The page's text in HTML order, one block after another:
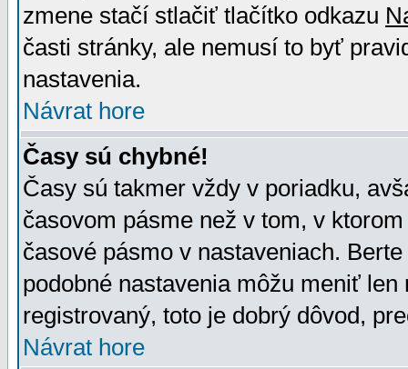
zmene stačí stlačiť tlačítko odkazu
časti stránky, ale nemusí to byť
nastavenia.
Návrat hore
Časy sú chybné!
Časy sú takmer vždy v poriadku,
časovom pásme než v tom, v
časové pásmo v nastaveniach.
podobné nastavenia môžu meniť
registrovaný, toto je dobrý dôvod,
Návrat hore